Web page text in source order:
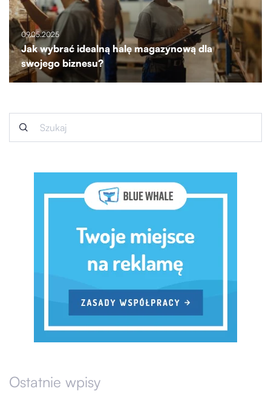
09.05.2025
Jak wybrać idealną halę magazynową dla
swojego biznesu?
Ostatnie wpisy